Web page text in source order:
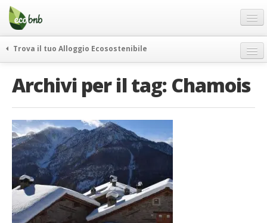
Menu
Salta
contenuto
Offerte Speciali
Regali
FAQ
Chi Siamo
Partner
Contatti
Italiano
German
Trova il tuo Alloggio Ecosostenibile
itinerari
vivere e viaggiare verde
news ed eventi
ecohotel
rassegna stampa
Archivi per il tag: Chamois